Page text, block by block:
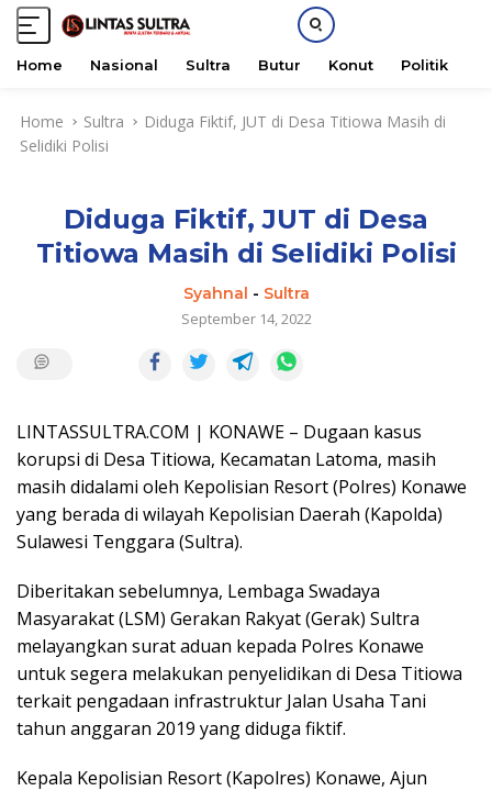
Home Nasional Sultra Butur Konut Politik
Home Sultra
Diduga Fiktif, JUT di Desa Titiowa Masih di
Selidiki Polisi
Diduga Fiktif, JUT di Desa
Titiowa Masih di Selidiki Polisi
Syahnal - Sultra
September 14, 2022
LINTASSULTRA.COM | KONAWE – Dugaan kasus
korupsi di Desa Titiowa, Kecamatan Latoma, masih
masih didalami oleh Kepolisian Resort (Polres) Konawe
yang berada di wilayah Kepolisian Daerah (Kapolda)
Sulawesi Tenggara (Sultra).
Diberitakan sebelumnya, Lembaga Swadaya
Masyarakat (LSM) Gerakan Rakyat (Gerak) Sultra
melayangkan surat aduan kepada Polres Konawe
untuk segera melakukan penyelidikan di Desa Titiowa
terkait pengadaan infrastruktur Jalan Usaha Tani
tahun anggaran 2019 yang diduga fiktif.
Kepala Kepolisian Resort (Kapolres) Konawe, Ajun